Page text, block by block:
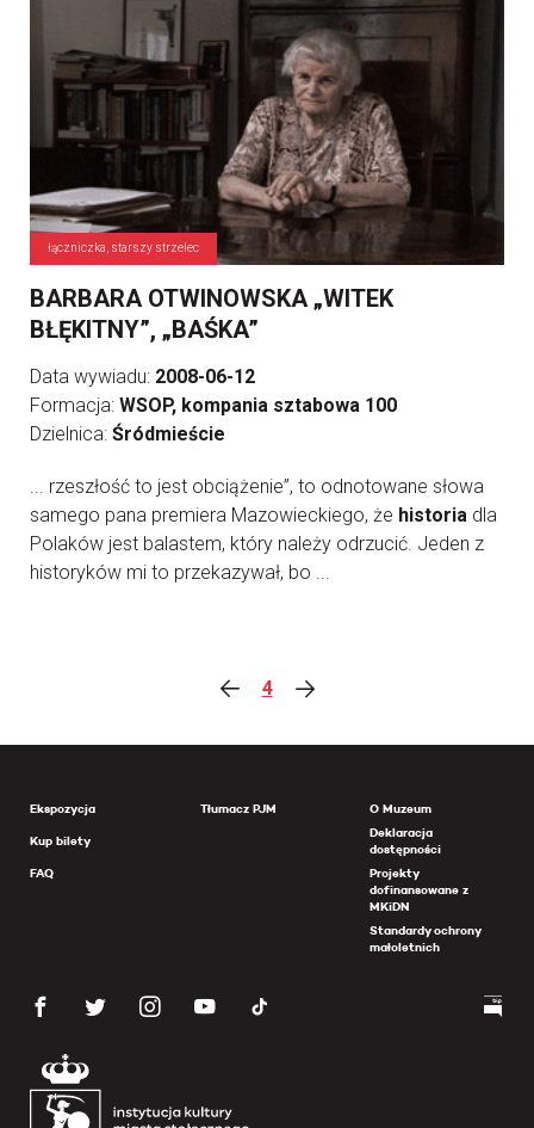
łączniczka, starszy strzelec
BARBARA OTWINOWSKA „WITEK
BŁĘKITNY”, „BAŚKA”
Data wywiadu: 2008-06-12
Formacja: WSOP, kompania sztabowa 100
Dzielnica: Śródmieście
... rzeszłość to jest obciążenie”, to odnotowane słowa
samego pana premiera Mazowieckiego, że historia dla
Polaków jest balastem, który należy odrzucić. Jeden z
historyków mi to przekazywał, bo ...
4
Ekspozycja
Kup bilety
FAQ
Tłumacz PJM
O Muzeum
Deklaracja
dostępności
Projekty
dofinansowane z
MKiDN
Standardy ochrony
małoletnich